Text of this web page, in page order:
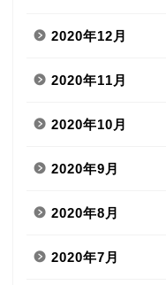
2020年12月
2020年11月
2020年10月
2020年9月
2020年8月
2020年7月